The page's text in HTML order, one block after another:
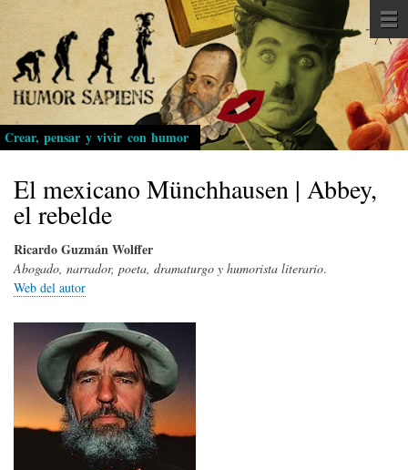
Pasar
al
contenido
principal
Crear, pensar y vivir con humor
El mexicano Münchhausen | Abbey,
el rebelde
Ricardo Guzmán Wolffer
Abogado, narrador, poeta, dramaturgo y humorista literario.
Web del autor